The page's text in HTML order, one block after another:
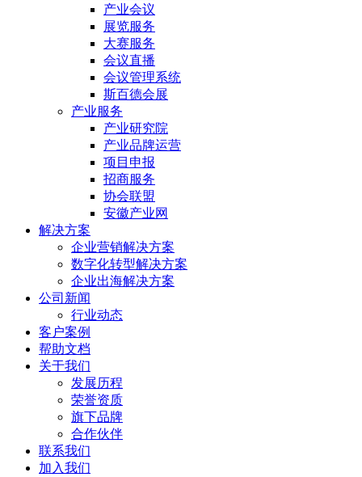
产业会议
展览服务
大赛服务
会议直播
会议管理系统
斯百德会展
产业服务
产业研究院
产业品牌运营
项目申报
招商服务
协会联盟
安徽产业网
解决方案
企业营销解决方案
数字化转型解决方案
企业出海解决方案
公司新闻
行业动态
客户案例
帮助文档
关于我们
发展历程
荣誉资质
旗下品牌
合作伙伴
联系我们
加入我们